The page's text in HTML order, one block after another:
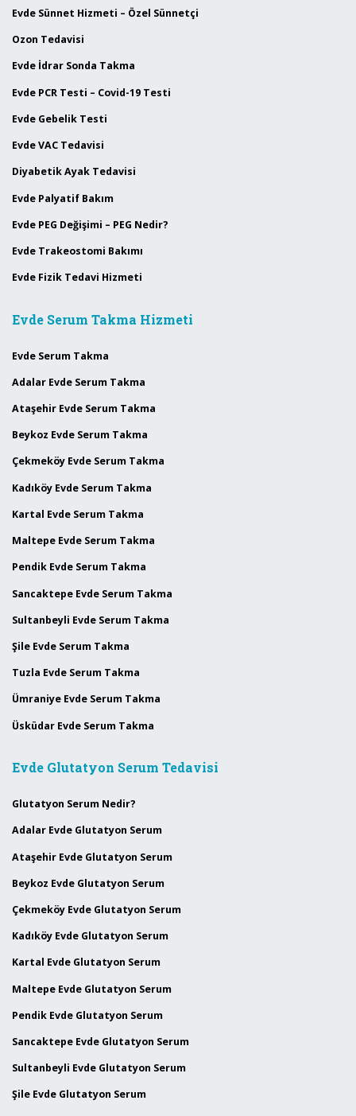
Evde Sünnet Hizmeti – Özel Sünnetçi
Ozon Tedavisi
Evde İdrar Sonda Takma
Evde PCR Testi – Covid-19 Testi
Evde Gebelik Testi
Evde VAC Tedavisi
Diyabetik Ayak Tedavisi
Evde Palyatif Bakım
Evde PEG Değişimi – PEG Nedir?
Evde Trakeostomi Bakımı
Evde Fizik Tedavi Hizmeti
Evde Serum Takma Hizmeti
Evde Serum Takma
Adalar Evde Serum Takma
Ataşehir Evde Serum Takma
Beykoz Evde Serum Takma
Çekmeköy Evde Serum Takma
Kadıköy Evde Serum Takma
Kartal Evde Serum Takma
Maltepe Evde Serum Takma
Pendik Evde Serum Takma
Sancaktepe Evde Serum Takma
Sultanbeyli Evde Serum Takma
Şile Evde Serum Takma
Tuzla Evde Serum Takma
Ümraniye Evde Serum Takma
Üsküdar Evde Serum Takma
Evde Glutatyon Serum Tedavisi
Glutatyon Serum Nedir?
Adalar Evde Glutatyon Serum
Ataşehir Evde Glutatyon Serum
Beykoz Evde Glutatyon Serum
Çekmeköy Evde Glutatyon Serum
Kadıköy Evde Glutatyon Serum
Kartal Evde Glutatyon Serum
Maltepe Evde Glutatyon Serum
Pendik Evde Glutatyon Serum
Sancaktepe Evde Glutatyon Serum
Sultanbeyli Evde Glutatyon Serum
Şile Evde Glutatyon Serum